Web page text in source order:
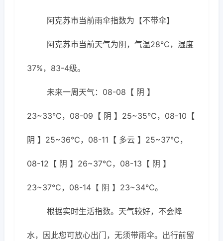
阿克苏市当前雨伞指数为【不带伞】
阿克苏市当前天气为阴，气温28℃，湿度
37%，83-4级。
未来一周天气：08-08【 阴 】
23~33℃，08-09【 阴 】25~35℃，08-10【
阴 】25~36℃，08-11【 多云 】25~37℃，
08-12【 阴 】26~37℃，08-13【 阴 】
23~37℃，08-14【 阴 】23~34℃。
根据实时生活指数。天气较好，不会降
水，因此您可放心出门，无须带雨伞。出行前留